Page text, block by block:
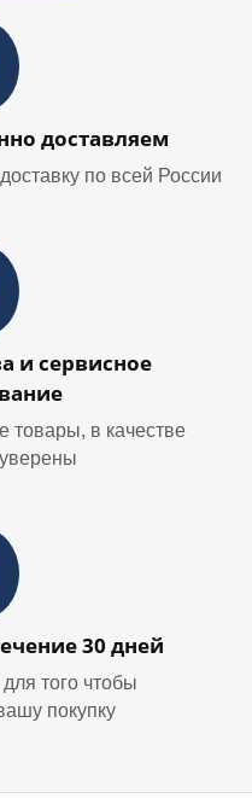
доставляем
по всей России
и сервисное
товары, в качестве
30 дней
того чтобы
покупку